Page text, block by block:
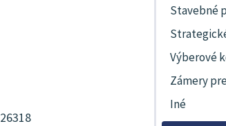
Stavebné
Výberové
Zámery
Iné